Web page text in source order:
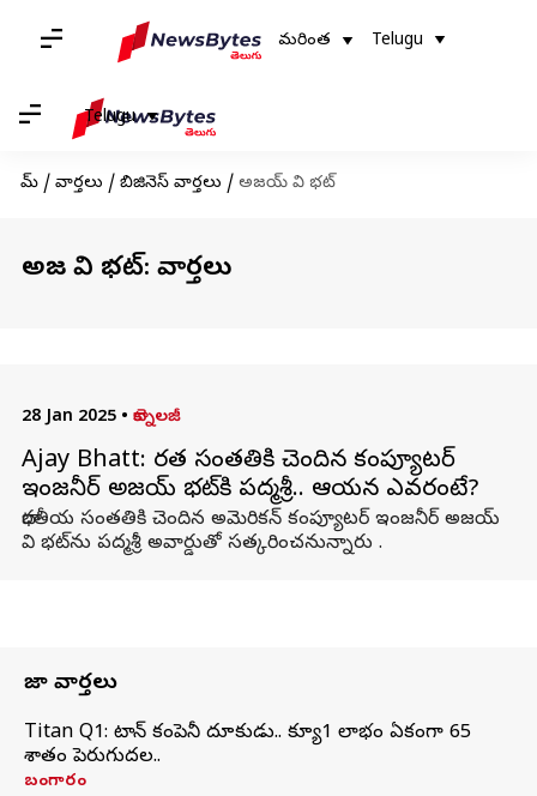
మరింత Telugu
Telugu
హోమ్ / వార్తలు / బిజినెస్ వార్తలు / అజయ్ వి భట్
అజయ్ వి భట్: వార్తలు
28 Jan 2025 • టెక్నాలజీ
Ajay Bhatt: భారత సంతతికి చెందిన కంప్యూటర్
ఇంజనీర్ అజయ్ భట్‌కి పద్మశ్రీ.. ఆయన ఎవరంటే?
భారతీయ సంతతికి చెందిన అమెరికన్ కంప్యూటర్ ఇంజనీర్ అజయ్
వి భట్‌ను పద్మశ్రీ అవార్డుతో సత్కరించనున్నారు .
తాజా వార్తలు
Titan Q1: టైటాన్ కంపెనీ దూకుడు.. క్యూ1 లాభం ఏకంగా 65
శాతం పెరుగుదల..
బంగారం